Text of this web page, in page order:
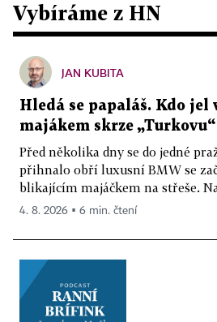
Vybíráme z HN
JAN KUBITA
Hledá se papaláš. Kdo jel
majákem skrze
Před několika dny se do jedné
přihnalo obří luxusní BMW se
blikajícím majáčkem na střeše.
4. 8. 2026 ▪ 6 min. čtení